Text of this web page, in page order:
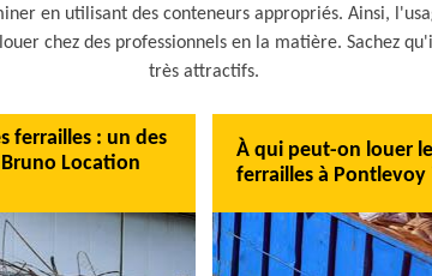
en utilisant des conteneurs appropriés. Ainsi,
chez des professionnels en la matière. Sachez
très attractifs.
ferrailles : un des
Location
À qui peut-on louer
ferrailles à Pontlevoy